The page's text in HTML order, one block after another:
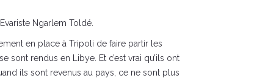
Ngarlem Toldé.
en place à Tripoli de faire partir les
sont rendus en Libye. Et c’est vrai qu’ils ont
ils sont revenus au pays, ce ne sont plus